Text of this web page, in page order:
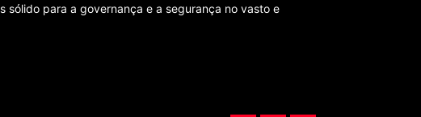
sólido para a governança e a segurança no vasto e